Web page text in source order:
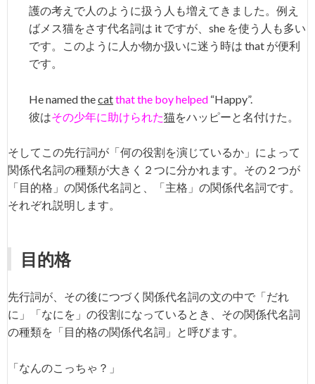
護の考えで人のように扱う人も増えてきました。例え
ばメス猫をさす代名詞は it ですが、she を使う人も多い
です。このように人か物か扱いに迷う時は that が便利
です。
He named thecatthat the boy helped “Happy”.
彼はその少年に助けられた猫をハッピーと名付けた。
そしてこの先行詞が「何の役割を演じているか」によって
関係代名詞の種類が大きく２つに分かれます。その２つが
「目的格」の関係代名詞と、「主格」の関係代名詞です。
それぞれ説明します。
目的格
先行詞が、その後につづく関係代名詞の文の中で「だれ
に」「なにを」の役割になっているとき、その関係代名詞
の種類を「目的格の関係代名詞」と呼びます。
「なんのこっちゃ？」